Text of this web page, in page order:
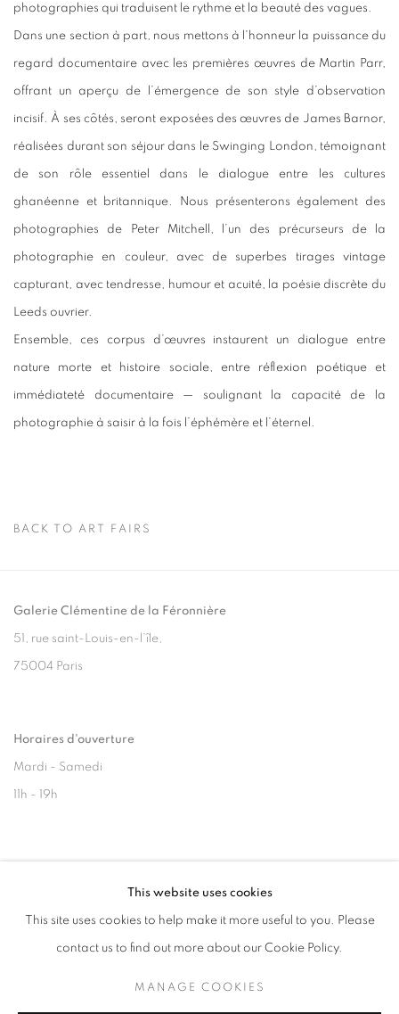
photographies qui traduisent le rythme et la beauté des vagues.
Dans une section à part, nous mettons à l'honneur la puissance du
regard documentaire avec les premières œuvres de Martin Parr,
offrant un aperçu de l’émergence de son style d’observation
incisif. À ses côtés, seront exposées des œuvres de James Barnor,
réalisées durant son séjour dans le Swinging London, témoignant
de son rôle essentiel dans le dialogue entre les cultures
ghanéenne et britannique. Nous présenterons également des
photographies de Peter Mitchell, l’un des précurseurs de la
photographie en couleur, avec de superbes tirages vintage
capturant, avec tendresse, humour et acuité, la poésie discrète du
Leeds ouvrier.
Ensemble, ces corpus d’œuvres instaurent un dialogue entre
nature morte et histoire sociale, entre réflexion poétique et
immédiateté documentaire — soulignant la capacité de la
photographie à saisir à la fois l’éphémère et l’éternel.
BACK TO ART FAIRS
Galerie Clémentine de la Féronnière
51, rue saint-Louis-en-l’île,
75004 Paris
Horaires d'ouverture
Mardi - Samedi
11h - 19h
mail@galerieclementinedelaferonniere.fr
This website uses cookies
This site uses cookies to help make it more useful to you. Please
contact us to find out more about our Cookie Policy.
MANAGE COOKIES